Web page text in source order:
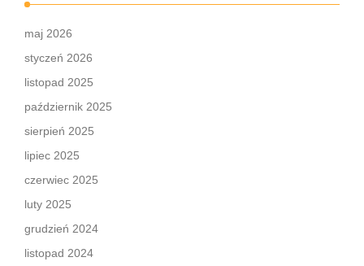
maj 2026
styczeń 2026
listopad 2025
październik 2025
sierpień 2025
lipiec 2025
czerwiec 2025
luty 2025
grudzień 2024
listopad 2024